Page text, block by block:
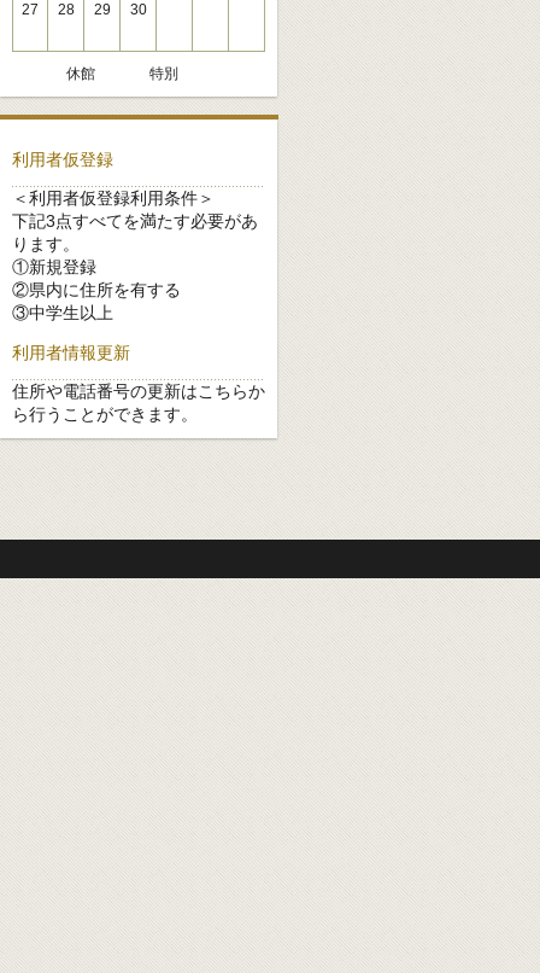
27 28 29 30
休館 特別
利用者仮登録
＜利用者仮登録利用条件＞
下記3点すべてを満たす必要があ
ります。
①新規登録
②県内に住所を有する
③中学生以上
利用者情報更新
住所や電話番号の更新はこちらか
ら行うことができます。